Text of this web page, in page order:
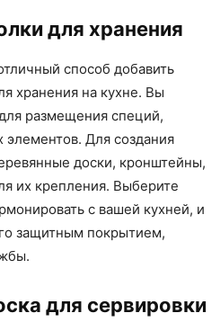
для хранения
способ добавить
хранения на кухне. Вы
размещения специй,
элементов. Для создания
доски, кронштейны,
их крепления. Выберите
с вашей кухней, и
защитным покрытием,
для сервировки